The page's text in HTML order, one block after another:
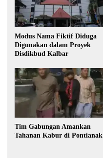
Modus Nama Fiktif Diduga
Digunakan dalam Proyek
Disdikbud Kalbar
Tim Gabungan Amankan
Tahanan Kabur di Pontianak